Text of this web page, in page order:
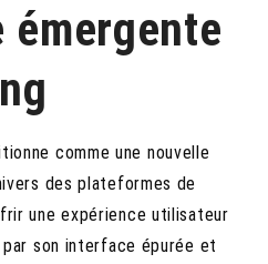
comme une nouvelle
des plateformes de
une expérience utilisateur
son interface épurée et